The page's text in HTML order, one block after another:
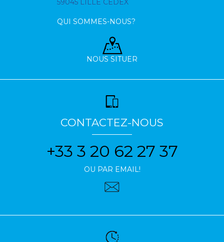
59045 LILLE CEDEX
QUI SOMMES-NOUS?
NOUS SITUER
CONTACTEZ-NOUS
+33 3 20 62 27 37
OU PAR EMAIL!